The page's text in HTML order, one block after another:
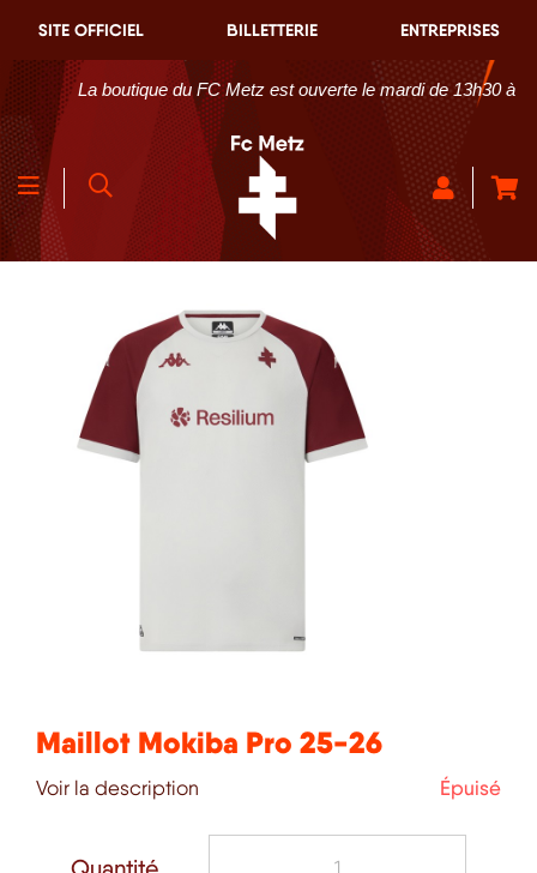
SITE OFFICIEL BILLETTERIE ENTREPRISES
La boutique du FC Metz est ouverte le mardi de 13h30 à
Maillot Mokiba Pro 25-26
Voir la description Épuisé